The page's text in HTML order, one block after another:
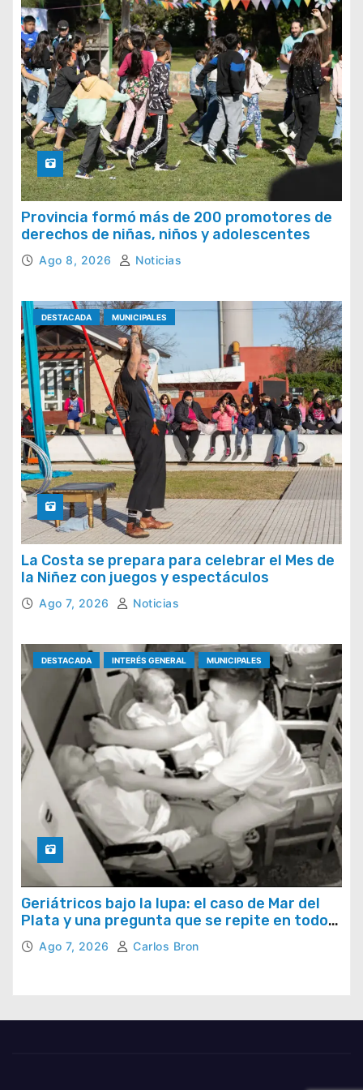
Provincia formó más de 200 promotores de
derechos de niñas, niños y adolescentes
Ago 8, 2026 Noticias
DESTACADA MUNICIPALES
La Costa se prepara para celebrar el Mes de
la Niñez con juegos y espectáculos
Ago 7, 2026 Noticias
DESTACADA INTERÉS GENERAL MUNICIPALES
Geriátricos bajo la lupa: el caso de Mar del
Plata y una pregunta que se repite en todo
el país
Ago 7, 2026 Carlos Bron